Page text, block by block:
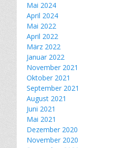
Mai 2024
April 2024
Mai 2022
April 2022
März 2022
Januar 2022
November 2021
Oktober 2021
September 2021
August 2021
Juni 2021
Mai 2021
Dezember 2020
November 2020